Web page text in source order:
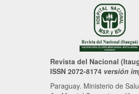
Revista del Nacional
ISSN 2072-8174 versión
Paraguay. Ministerio de